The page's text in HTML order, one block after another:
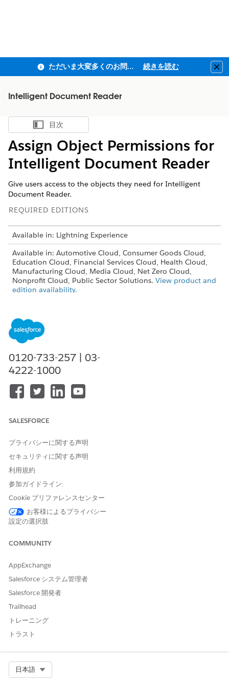
ただいま大変多くのお問い合わせをいただいており、ご連絡までにお時間を頂戴しております 続きを読む
Intelligent Document Reader
目次を表示
目次
Assign Object Permissions for
Intelligent Document Reader
Give users access to the objects they need for Intelligent
Document Reader.
REQUIRED EDITIONS
Available in: Lightning Experience
Available in: Automotive Cloud, Consumer Goods Cloud,
Education Cloud, Financial Services Cloud, Health Cloud,
Manufacturing Cloud, Media Cloud, Net Zero Cloud,
Nonprofit Cloud, Public Sector Solutions. View product and
edition availability.
Intelligent Document Reader add-on license.
Give users Create, Read, Edit, and Delete permissions to these
Document Checklist Item
Location
Received Document
OCR Document Scan Result
same user permissions and queue configuration for the
Result object.
SEE ALSO
Object Permissions
0120-733-257 | 03-
4222-1000
SALESFORCE
プライバシーに関する声明
セキュリティに関する声明
利用規約
参加ガイドライン:
Cookie プリファレンスセンター
お客様によるプライバシー
設定の選択肢
COMMUNITY
AppExchange
Salesforce システム管理者
Salesforce 開発者
Trailhead
トレーニング
トラスト
日本語